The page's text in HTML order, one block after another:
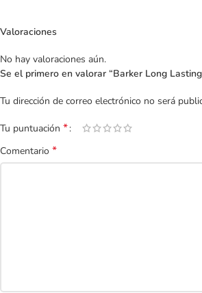
Valoraciones
No hay valoraciones aún.
Se el primero en valorar “Barker Long
Tu dirección de correo electrónico no será
Tu puntuación *
Comentario *